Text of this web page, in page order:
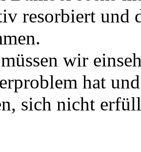
resorbiert und
wir
hat
sich nicht